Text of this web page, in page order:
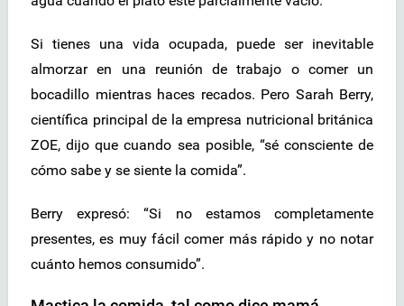
Si tienes una vida ocupada, puede ser inevitable
almorzar en una reunión de trabajo o comer un
bocadillo mientras haces recados. Pero Sarah Berry,
científica principal de la empresa nutricional británica
ZOE, dijo que cuando sea posible, “sé consciente de
cómo sabe y se siente la comida”.
Berry expresó: “Si no estamos completamente
presentes, es muy fácil comer más rápido y no notar
cuánto hemos consumido”.